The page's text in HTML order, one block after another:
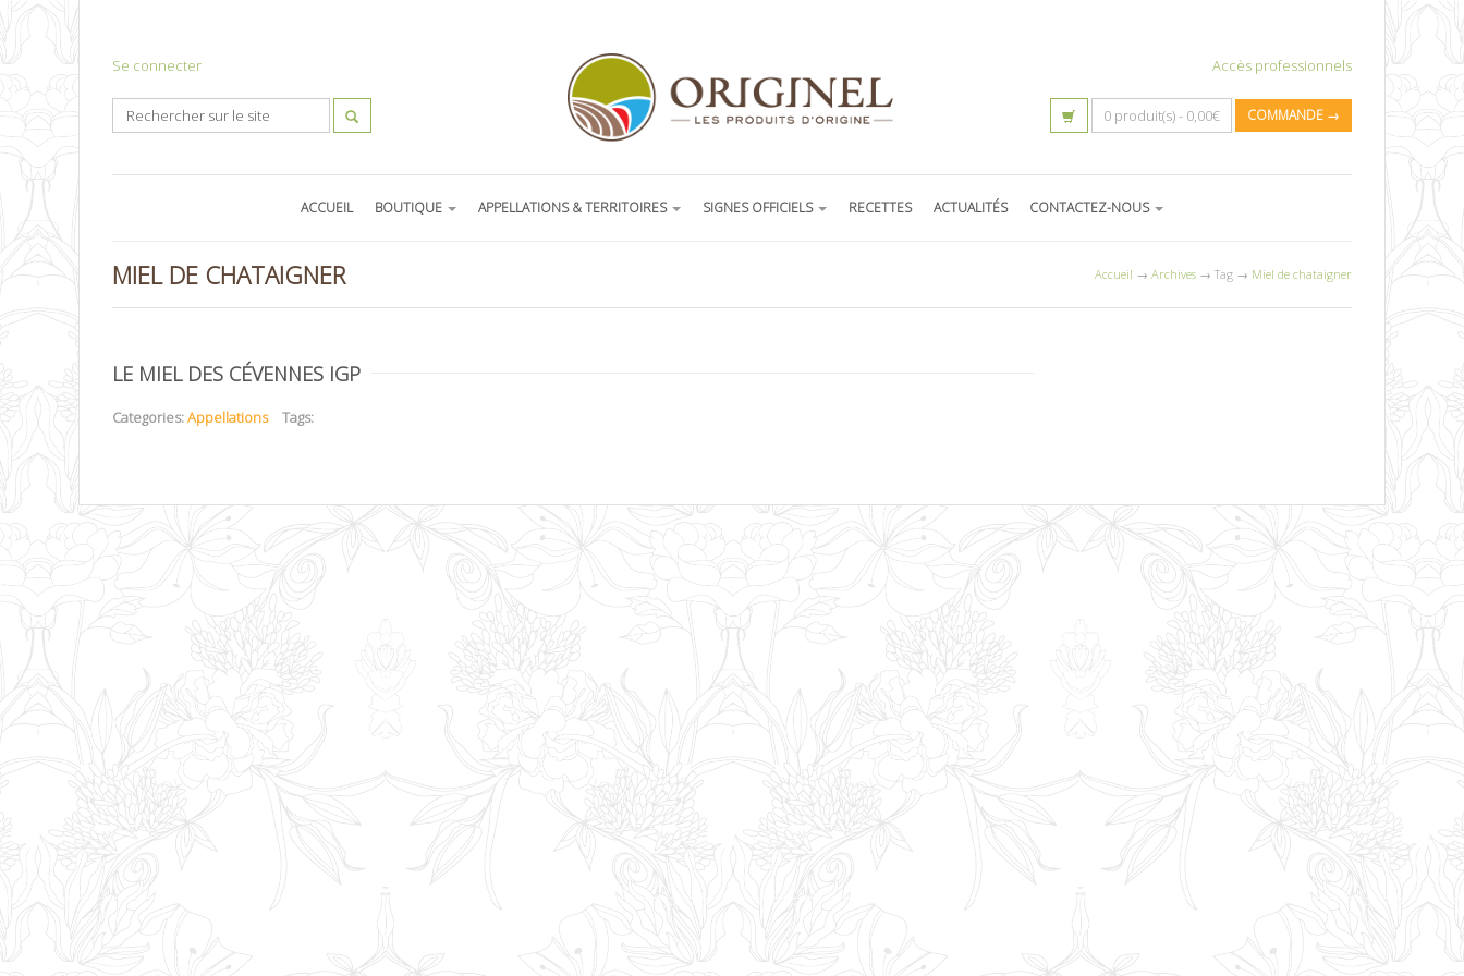
Se connecter Accès professionnels
0 produit(s) - 0,00€ COMMANDE →
ACCUEIL BOUTIQUE APPELLATIONS & TERRITOIRES SIGNES OFFICIELS RECETTES ACTUALITÉS CONTACTEZ-NOUS
MIEL DE CHATAIGNER Accueil → Archives → Tag → Miel de chataigner
LE MIEL DES CÉVENNES IGP
Categories:Appellations Tags: